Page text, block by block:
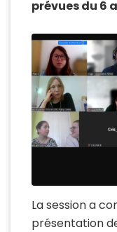
prévues du 6
La session a
présentation